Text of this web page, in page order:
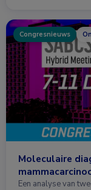
Congresnieuws
Moleculaire
Een analyse van